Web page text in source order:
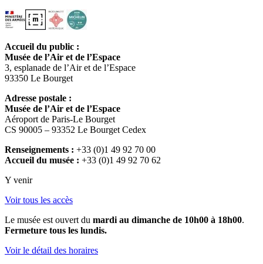
Accueil du public :
Musée de l’Air et de l’Espace
3, esplanade de l’Air et de l’Espace
93350 Le Bourget
Adresse postale :
Musée de l’Air et de l’Espace
Aéroport de Paris-Le Bourget
CS 90005 – 93352 Le Bourget Cedex
Renseignements : +33 (0)1 49 92 70 00
Accueil du musée : +33 (0)1 49 92 70 62
Y venir
Voir tous les accès
Le musée est ouvert du mardi au dimanche de 10h00 à 18h00.
Fermeture tous les lundis.
Voir le détail des horaires